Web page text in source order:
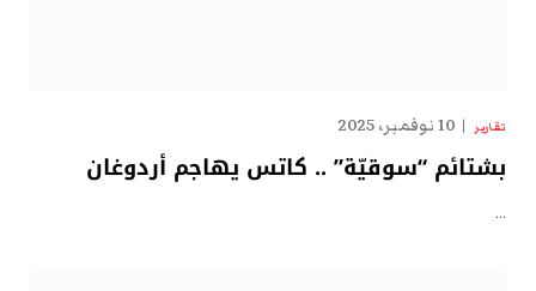
تقارير 10 نوفمبر، 2025
بشتائم “سوقيّة” .. كاتس يهاجم أردوغان
…